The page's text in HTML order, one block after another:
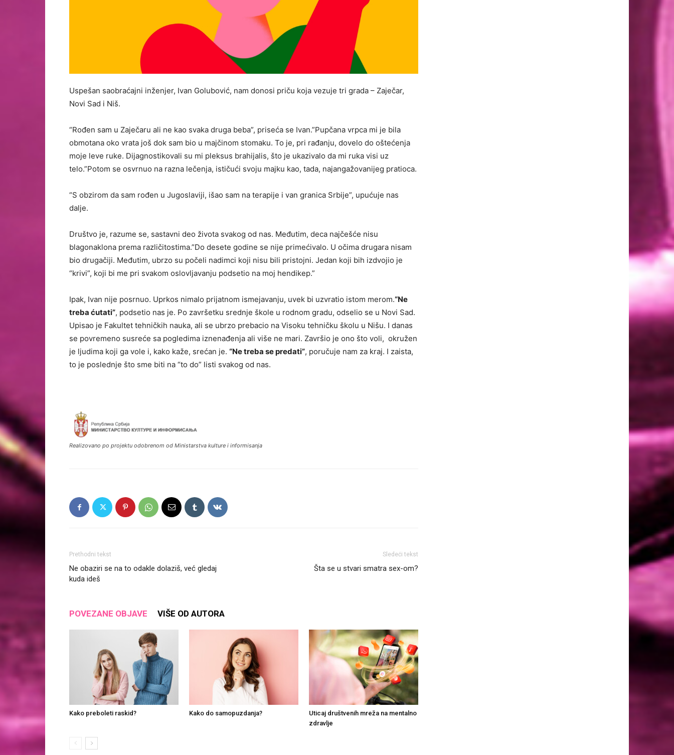
Uspešan saobraćajni inženjer, Ivan Golubović, nam donosi priču koja vezuje tri grada – Zaječar,
Novi Sad i Niš.
“Rođen sam u Zaječaru ali ne kao svaka druga beba”, priseća se Ivan.”Pupčana vrpca mi je bila
obmotana oko vrata još dok sam bio u majčinom stomaku. To je, pri rađanju, dovelo do oštećenja
moje leve ruke. Dijagnostikovali su mi pleksus brahijalis, što je ukazivalo da mi ruka visi uz
telo.”Potom se osvrnuo na razna lečenja, ističući svoju majku kao, tada, najangažovanijeg pratioca.
“S obzirom da sam rođen u Jugoslaviji, išao sam na terapije i van granica Srbije”, upućuje nas
dalje.
Društvo je, razume se, sastavni deo života svakog od nas. Međutim, deca najčešće nisu
blagonaklona prema različitostima.”Do desete godine se nije primećivalo. U očima drugara nisam
bio drugačiji. Međutim, ubrzo su počeli nadimci koji nisu bili pristojni. Jedan koji bih izdvojio je
“krivi”, koji bi me pri svakom oslovljavanju podsetio na moj hendikep.”
Ipak, Ivan nije posrnuo. Uprkos nimalo prijatnom ismejavanju, uvek bi uzvratio istom merom.“Ne
treba ćutati”, podsetio nas je. Po završetku srednje škole u rodnom gradu, odselio se u Novi Sad.
Upisao je Fakultet tehničkih nauka, ali se ubrzo prebacio na Visoku tehničku školu u Nišu. I danas
se povremeno susreće sa pogledima iznenađenja ali više ne mari. Završio je ono što voli, okružen
je ljudima koji ga vole i, kako kaže, srećan je. “Ne treba se predati”, poručuje nam za kraj. I zaista,
to je poslednje što sme biti na “to do” listi svakog od nas.
Realizovano po projektu odobrenom od Ministarstva kulture i informisanja
Prethodni tekst
Ne obaziri se na to odakle dolaziš, već gledaj
kuda ideš
Sledeći tekst
Šta se u stvari smatra sex-om?
POVEZANE OBJAVE VIŠE OD AUTORA
Kako preboleti raskid? Kako do samopuzdanja?
Uticaj društvenih mreža na mentalno
zdravlje